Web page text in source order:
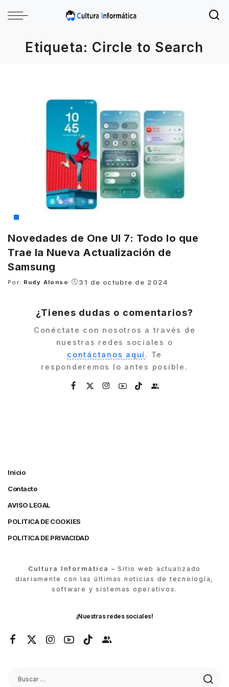
Etiqueta: Circle to Search
Novedades de One UI 7: Todo lo que
Trae la Nueva Actualización de
Samsung
Posted
Por: Rudy Alonso 31 de octubre de 2024
¿Tienes dudas o comentarios?
Conéctate con nosotros a través de
nuestras redes sociales o
contáctanos aquí. Te
responderemos lo antes posible.
Inicio
Contacto
AVISO LEGAL
POLITICA DE COOKIES
POLITICA DE PRIVACIDAD
Cultura Informática – Sitio web actualizado
diariamente con las últimas noticias de tecnología,
software y sistemas operativos.
¡Nuestras redes sociales!